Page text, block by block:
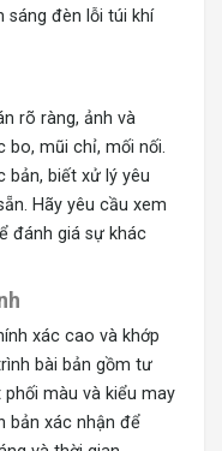
sáng đèn lỗi túi khí
rõ ràng, ảnh và
bo, mũi chỉ, mối nối.
bản, biết xử lý yêu
Hãy yêu cầu xem
đánh giá sự khác
xác cao và khớp
bài bản gồm tư
màu và kiểu may
bản xác nhận để